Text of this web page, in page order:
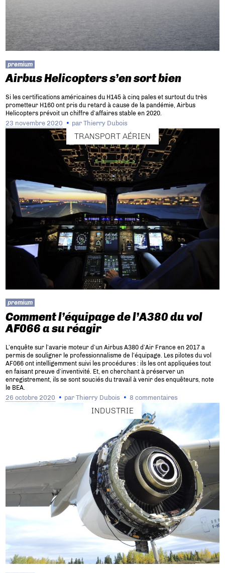
premium
Airbus Helicopters s’en sort bien
Si les certifications américaines du H145 à cinq pales et surtout du très
prometteur H160 ont pris du retard à cause de la pandémie, Airbus
Helicopters prévoit un chiffre d’affaires stable en 2020.
23 novembre 2020 parThierry Dubois
TRANSPORT AÉRIEN
premium
Comment l’équipage de l’A380 du vol
AF066 a su réagir
L’enquête sur l’avarie moteur d’un Airbus A380 d’Air France en 2017 a
permis de souligner le professionnalisme de l’équipage. Les pilotes du vol
AF066 ont intelligemment suivi les procédures : ils les ont appliquées tout
en faisant preuve d’inventivité. Et, en cherchant à préserver un
enregistrement, ils se sont souciés du travail à venir des enquêteurs, note
le BEA.
26 octobre 2020 parThierry Dubois 8 commentaires
INDUSTRIE